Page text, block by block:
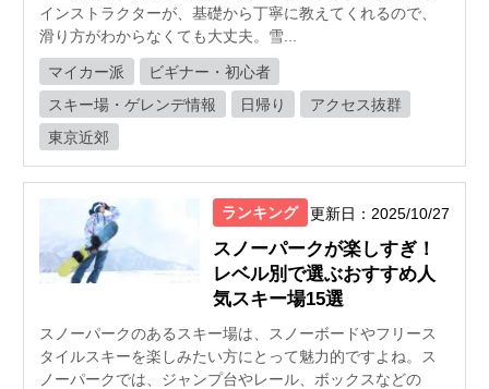
インストラクターが、基礎から丁寧に教えてくれるので、
滑り方がわからなくても大丈夫。雪...
マイカー派
ビギナー・初心者
スキー場・ゲレンデ情報
日帰り
アクセス抜群
東京近郊
ランキング 更新日：2025/10/27
スノーパークが楽しすぎ！
レベル別で選ぶおすすめ人
気スキー場15選
スノーパークのあるスキー場は、スノーボードやフリース
タイルスキーを楽しみたい方にとって魅力的ですよね。ス
ノーパークでは、ジャンプ台やレール、ボックスなどの